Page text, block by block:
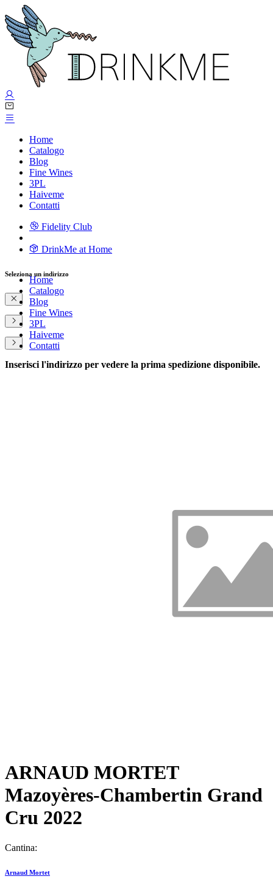
Home
Catalogo
Blog
Fine Wines
3PL
Haiveme
Contatti
Fidelity Club
DrinkMe at Home
Home
Catalogo
Blog
Fine Wines
3PL
Haiveme
Contatti
Seleziona un indirizzo
Inserisci l'indirizzo per vedere la prima spedizione disponibile.
ARNAUD MORTET
Mazoyères-Chambertin Grand
Cru 2022
Cantina:
Arnaud Mortet